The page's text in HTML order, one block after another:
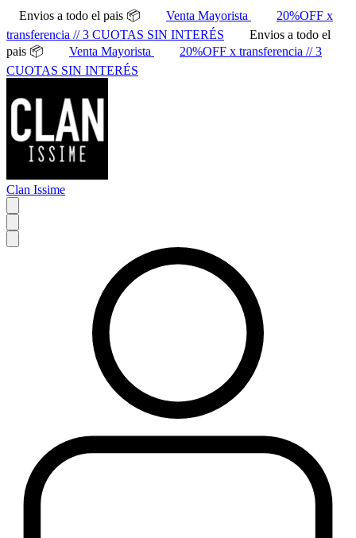
Envios a todo el pais 📦 Venta Mayorista
20%OFF x
transferencia // 3 CUOTAS SIN INTERÉS
Envios a todo el
pais 📦
Venta Mayorista
20%OFF x transferencia // 3
CUOTAS SIN INTERÉS
Clan Issime